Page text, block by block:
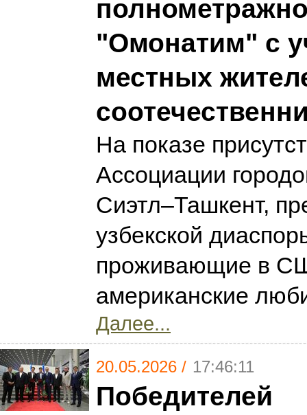
"Омонатим" с
местных
На показе
Ассоциации
Сиэтл–Ташкент,
узбекской
проживающие в
американские
Далее...
20.05.2026 / 17:46:11
Победителей